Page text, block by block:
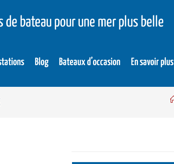
de bateau pour une mer plus belle
Blog Bateaux d’occasion En savoir plus